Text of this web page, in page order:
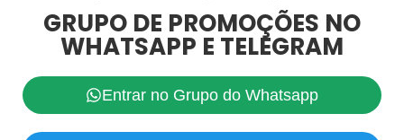
GRUPO DE PROMOÇÕES NO
WHATSAPP E TELEGRAM
Entrar no Grupo do Whatsapp